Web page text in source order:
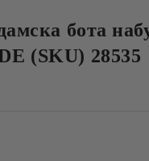
бота
(SKU) 28535